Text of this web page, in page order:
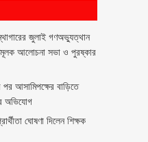
জুলাই গণঅভ্যুত্থান
আলোচনা সভা ও পুরষ্কার
আসামিপক্ষের বাড়িতে
অভিযোগ
ঘোষণা দিলেন শিক্ষক